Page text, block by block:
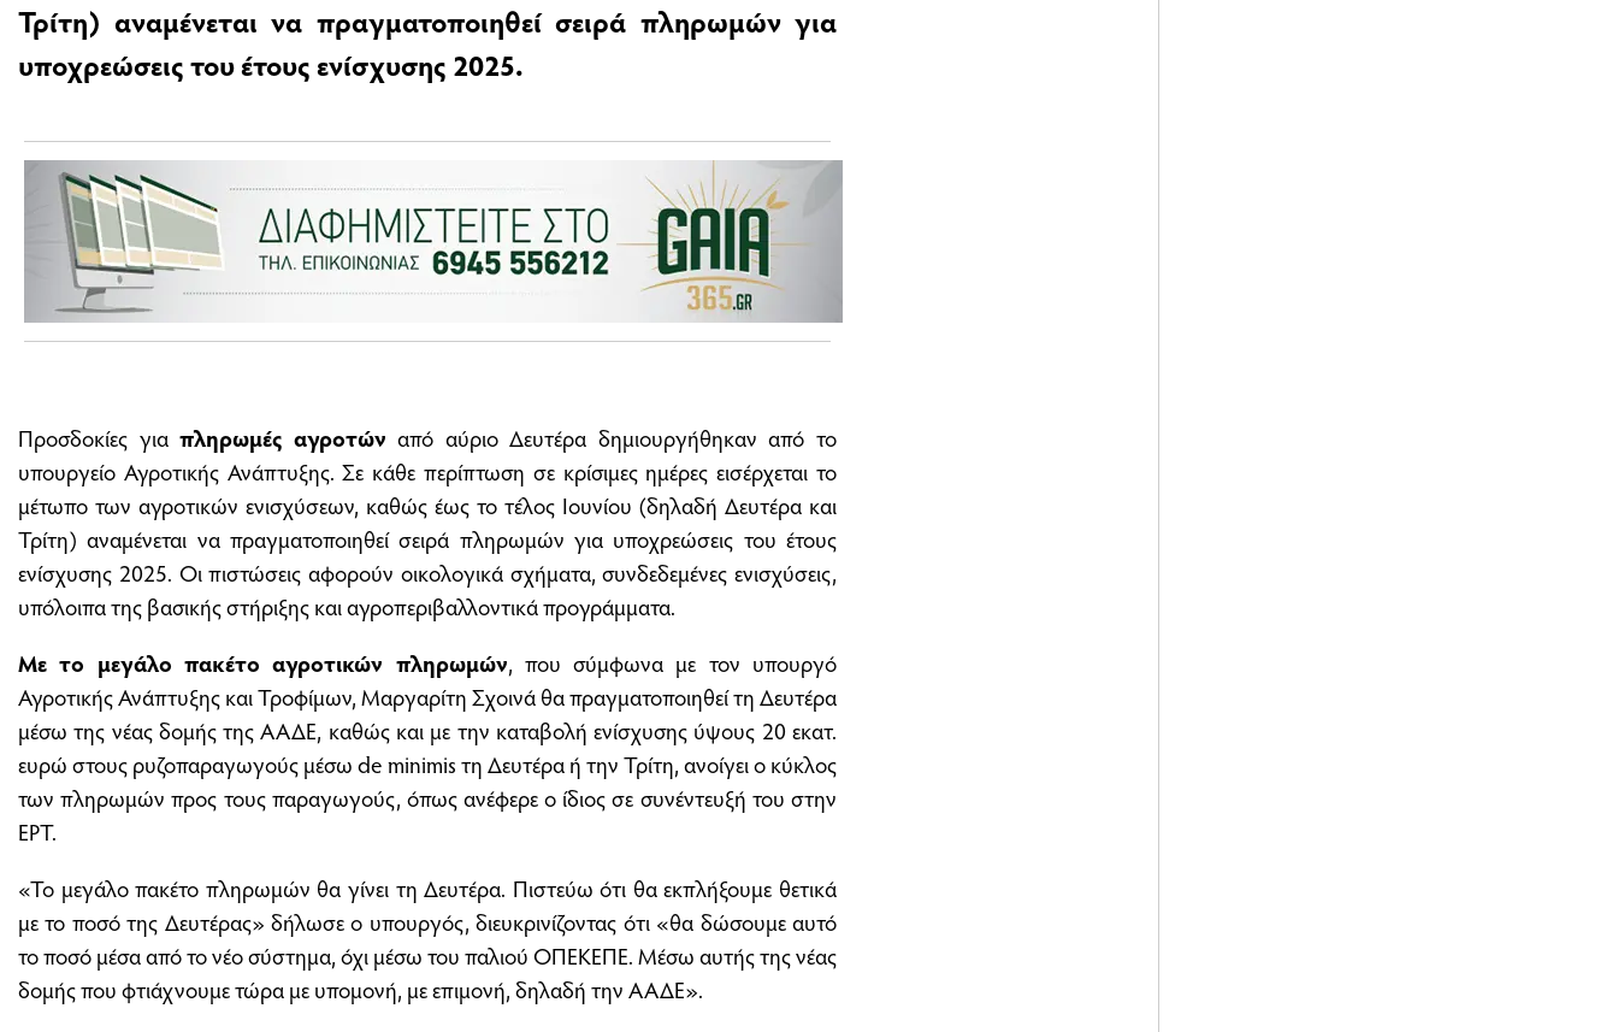
Τρίτη) αναμένεται να πραγματοποιηθεί σειρά πληρωμών για
υποχρεώσεις του έτους ενίσχυσης 2025.
Προσδοκίες γιαπληρωμές αγροτών από αύριο Δευτέρα δημιουργήθηκαν από το
υπουργείο Αγροτικής Ανάπτυξης. Σε κάθε περίπτωση σε κρίσιμες ημέρες εισέρχεται το
μέτωπο των αγροτικών ενισχύσεων, καθώς έως το τέλος Ιουνίου (δηλαδή Δευτέρα και
Τρίτη) αναμένεται να πραγματοποιηθεί σειρά πληρωμών για υποχρεώσεις του έτους
ενίσχυσης 2025. Οι πιστώσεις αφορούν οικολογικά σχήματα, συνδεδεμένες ενισχύσεις,
υπόλοιπα της βασικής στήριξης και αγροπεριβαλλοντικά προγράμματα.
Με το μεγάλο πακέτο αγροτικών πληρωμών, που σύμφωνα με τον υπουργό
Αγροτικής Ανάπτυξης και Τροφίμων, Μαργαρίτη Σχοινά θα πραγματοποιηθεί τη Δευτέρα
μέσω της νέας δομής της ΑΑΔΕ, καθώς και με την καταβολή ενίσχυσης ύψους 20 εκατ.
ευρώ στους ρυζοπαραγωγούς μέσω de minimis τη Δευτέρα ή την Τρίτη, ανοίγει ο κύκλος
των πληρωμών προς τους παραγωγούς, όπως ανέφερε ο ίδιος σε συνέντευξή του στην
ΕΡΤ.
«Το μεγάλο πακέτο πληρωμών θα γίνει τη Δευτέρα. Πιστεύω ότι θα εκπλήξουμε θετικά
με το ποσό της Δευτέρας» δήλωσε ο υπουργός, διευκρινίζοντας ότι «θα δώσουμε αυτό
το ποσό μέσα από το νέο σύστημα, όχι μέσω του παλιού ΟΠΕΚΕΠΕ. Μέσω αυτής της νέας
δομής που φτιάχνουμε τώρα με υπομονή, με επιμονή, δηλαδή την ΑΑΔΕ».